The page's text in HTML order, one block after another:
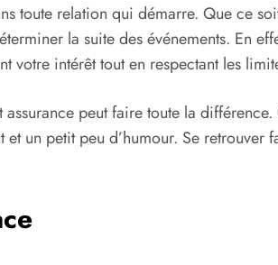
toute relation qui démarre. Que ce
la suite des événements. En
intérêt tout en respectant les
peut faire toute la
un petit peu d’humour. Se